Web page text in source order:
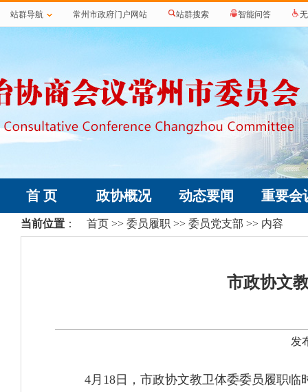
站群导航 常州市政府门户网站 站群搜索 智能问答
首 页 政协概况 动态要闻 重要会
当前位置 ： 首页 >> 委员履职 >> 委员党支部 >> 内容
市政协文
发
4月18日，市政协文教卫体委委员履职